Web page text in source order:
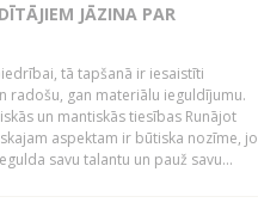
JĀZINA PAR
tā tapšanā ir iesaistīti
radošu, gan materiālu ieguldījumu.
un mantiskās tiesības Runājot
aspektam ir būtiska nozīme, jo
savu talantu un pauž savu...